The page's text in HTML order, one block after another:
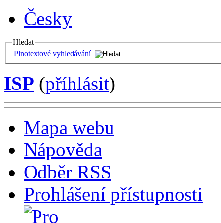
Česky
Hledat
Plnotextové vyhledávání
ISP (příhlásit)
Mapa webu
Nápověda
Odběr RSS
Prohlášení přístupnosti